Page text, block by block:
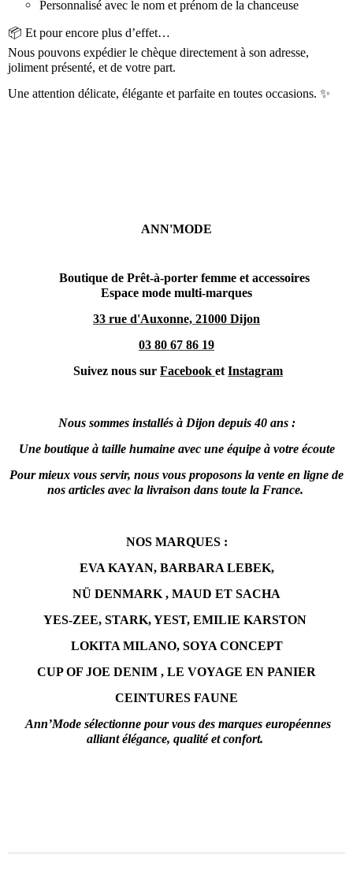
Personnalisé avec le nom et prénom de la chanceuse
📦 Et pour encore plus d’effet…
Nous pouvons expédier le chèque directement à son adresse,
joliment présenté, et de votre part.
Une attention délicate, élégante et parfaite en toutes occasions. ✨
ANN'MODE
Boutique de Prêt-à-porter femme et accessoires
Espace mode multi-marques
33 rue d'Auxonne, 21000 Dijon
03 80 67 86 19
Suivez nous sur Facebook et Instagram
Nous sommes installés à Dijon depuis 40 ans :
Une boutique à taille humaine avec une équipe à votre écoute
Pour mieux vous servir, nous vous proposons la vente en ligne de
nos articles avec la livraison dans toute la France.
NOS MARQUES :
EVA KAYAN, BARBARA LEBEK,
NÜ DENMARK , MAUD ET SACHA
YES-ZEE, STARK, YEST, EMILIE KARSTON
LOKITA MILANO, SOYA CONCEPT
CUP OF JOE DENIM , LE VOYAGE EN PANIER
CEINTURES FAUNE
Ann’Mode sélectionne pour vous des marques européennes
alliant élégance, qualité et confort.